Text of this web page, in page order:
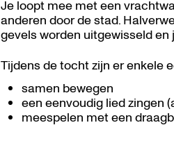
Je loopt mee met een
anderen door de stad.
gevels worden uitgewisseld
Tijdens de tocht zijn er enkele
samen bewegen
een eenvoudig lied zingen
meespelen met een